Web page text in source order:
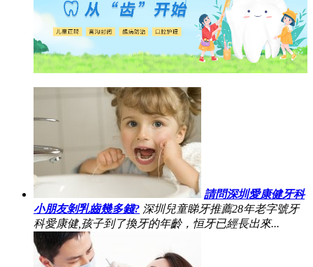
請問深圳愛康健牙科
小朋友剝乳齒幾多錢? 深圳兒童睇牙推薦28年老字號牙
科愛康健,孩子到了換牙的年齡，恒牙已經長出來...